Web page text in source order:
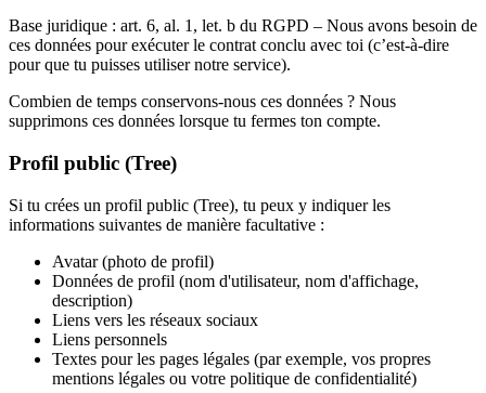
Base juridique : art. 6, al. 1, let. b du RGPD – Nous avons besoin de
ces données pour exécuter le contrat conclu avec toi (c’est-à-dire
pour que tu puisses utiliser notre service).
Combien de temps conservons-nous ces données ? Nous
supprimons ces données lorsque tu fermes ton compte.
Profil public (Tree)
Si tu crées un profil public (Tree), tu peux y indiquer les
informations suivantes de manière facultative :
Avatar(photo de profil)
Données de profil (nom d'utilisateur, nom d'affichage,
description)
Liens vers les réseaux sociaux
Liens personnels
Textes pour les pages légales (par exemple, vos propres
mentions légales ou votre politique de confidentialité)